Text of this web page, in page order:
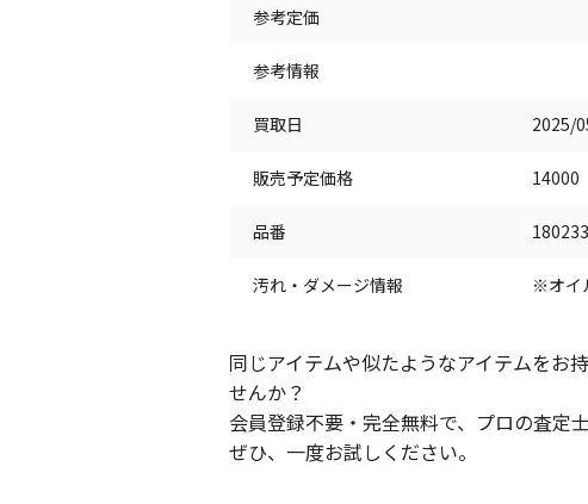
参考定価
参考情報
買取日 2025/
販売予定価格 14000
品番
汚れ・ダメージ情報 ※オイ
同じアイテムや似たようなアイテムをお
せんか？
会員登録不要・完全無料で、プロの査定
ぜひ、一度お試しください。